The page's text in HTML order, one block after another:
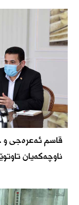
قاسم ئەعرەجی و
ناوچەکەیان